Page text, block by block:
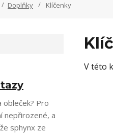
Doplňky Klíčenky
V této
obleček? Pro
nepřirozené, a
sphynx ze